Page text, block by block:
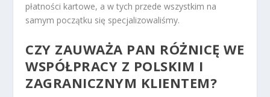
płatności kartowe, a w tych przede wszystkim na
samym początku się specjalizowaliśmy.
CZY ZAUWAŻA PAN RÓŻNICĘ WE
WSPÓŁPRACY Z POLSKIM I
ZAGRANICZNYM KLIENTEM?